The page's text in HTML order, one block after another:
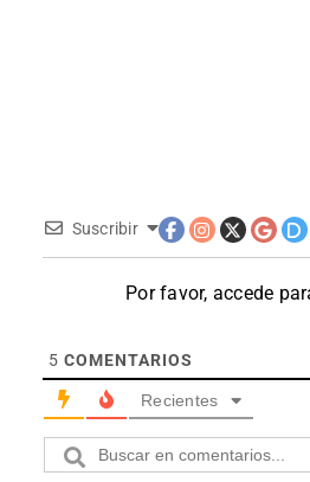
Suscribir
Por favor, accede
5 COMENTARIOS
Recientes